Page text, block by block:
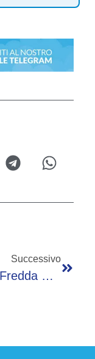
Successivo
Doccia Fredda Deficit, Mancano Quasi 2 Miliardi Per Stop Procedura: L’incognita Eurostat